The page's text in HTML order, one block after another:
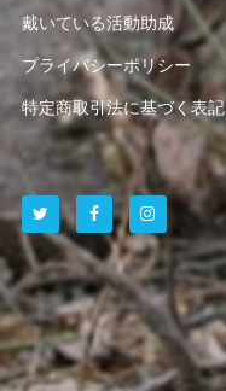
戴いている活動助成
プライバシーポリシー
特定商取引法に基づく表記